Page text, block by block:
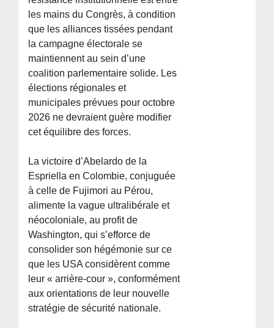
les mains du Congrès, à condition
que les alliances tissées pendant
la campagne électorale se
maintiennent au sein d’une
coalition parlementaire solide. Les
élections régionales et
municipales prévues pour octobre
2026 ne devraient guère modifier
cet équilibre des forces.
La victoire d’Abelardo de la
Espriella en Colombie, conjuguée
à celle de Fujimori au Pérou,
alimente la vague ultralibérale et
néocoloniale, au profit de
Washington, qui s’efforce de
consolider son hégémonie sur ce
que les USA considèrent comme
leur « arrière-cour », conformément
aux orientations de leur nouvelle
stratégie de sécurité nationale.